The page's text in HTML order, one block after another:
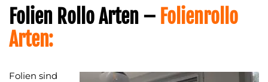
Folien Rollo Arten – Folienrollo
Arten:
Folien sind